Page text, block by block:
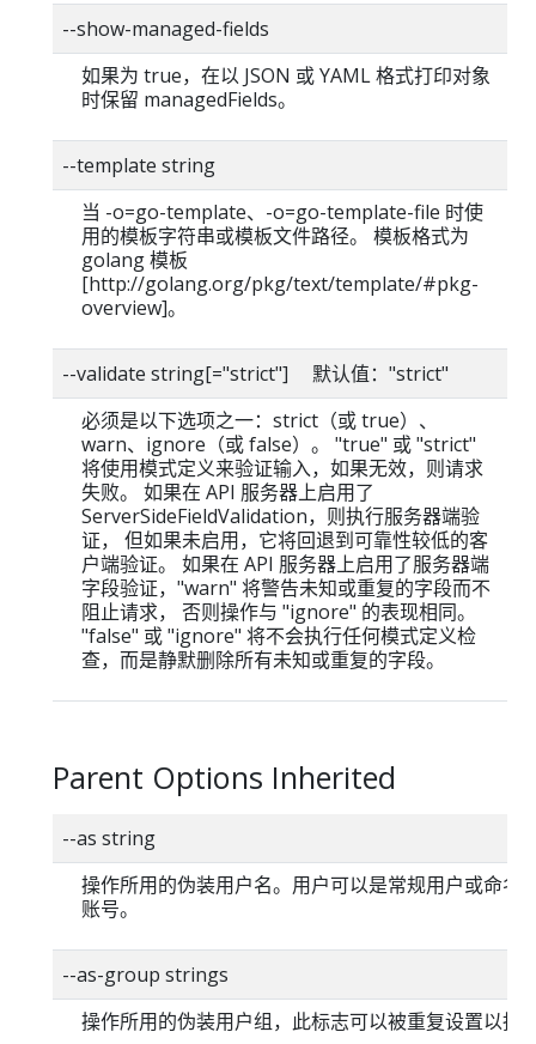
--show-managed-fields
如果为 true，在以 JSON 或 YAML 格式打印对象
时保留 managedFields。
--template string
当 -o=go-template、-o=go-template-file 时使
用的模板字符串或模板文件路径。 模板格式为
golang 模板
[http://golang.org/pkg/text/template/#pkg-
overview]。
--validate string[="strict"] 默认值："strict"
必须是以下选项之一：strict（或 true）、
warn、ignore（或 false）。 "true" 或 "strict"
将使用模式定义来验证输入，如果无效，则请求
失败。 如果在 API 服务器上启用了
ServerSideFieldValidation，则执行服务器端验
证， 但如果未启用，它将回退到可靠性较低的客
户端验证。 如果在 API 服务器上启用了服务器端
字段验证，"warn" 将警告未知或重复的字段而不
阻止请求， 否则操作与 "ignore" 的表现相同。
"false" 或 "ignore" 将不会执行任何模式定义检
查，而是静默删除所有未知或重复的字段。
Parent Options Inherited
--as string
操作所用的伪装用户名。用户可以是常规用户或命名
账号。
--as-group strings
操作所用的伪装用户组，此标志可以被重复设置以指